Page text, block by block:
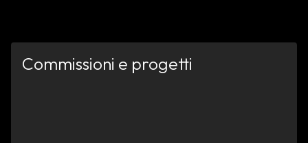
Commissioni e progetti